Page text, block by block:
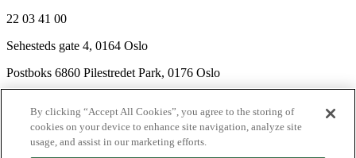
22 03 41 00
Sehesteds gate 4, 0164 Oslo
Postboks 6860 Pilestredet Park, 0176 Oslo
Nyhetsbrev
Ledige stillinger
Send inn manus
By clicking “Accept All Cookies”, you agree to the storing of
cookies on your device to enhance site navigation, analyze site
usage, and assist in our marketing efforts.